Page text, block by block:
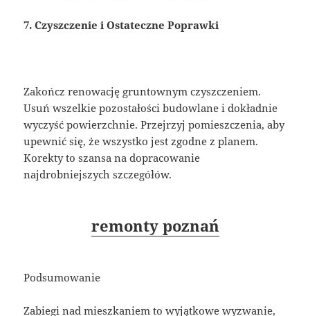
7. Czyszczenie i Ostateczne Poprawki
Zakończ renowację gruntownym czyszczeniem.
Usuń wszelkie pozostałości budowlane i dokładnie
wyczyść powierzchnie. Przejrzyj pomieszczenia, aby
upewnić się, że wszystko jest zgodne z planem.
Korekty to szansa na dopracowanie
najdrobniejszych szczegółów.
remonty poznań
Podsumowanie
Zabiegi nad mieszkaniem to wyjątkowe wyzwanie,